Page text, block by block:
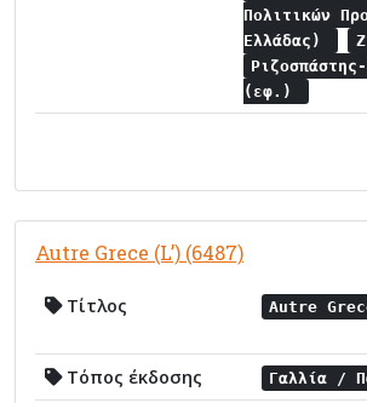
Πολιτικών
Ελλάδας)
(εφ.)
Autre Grece (L’) (6487)
Τίτλος Autre
Τόπος έκδοσης Γαλλία /